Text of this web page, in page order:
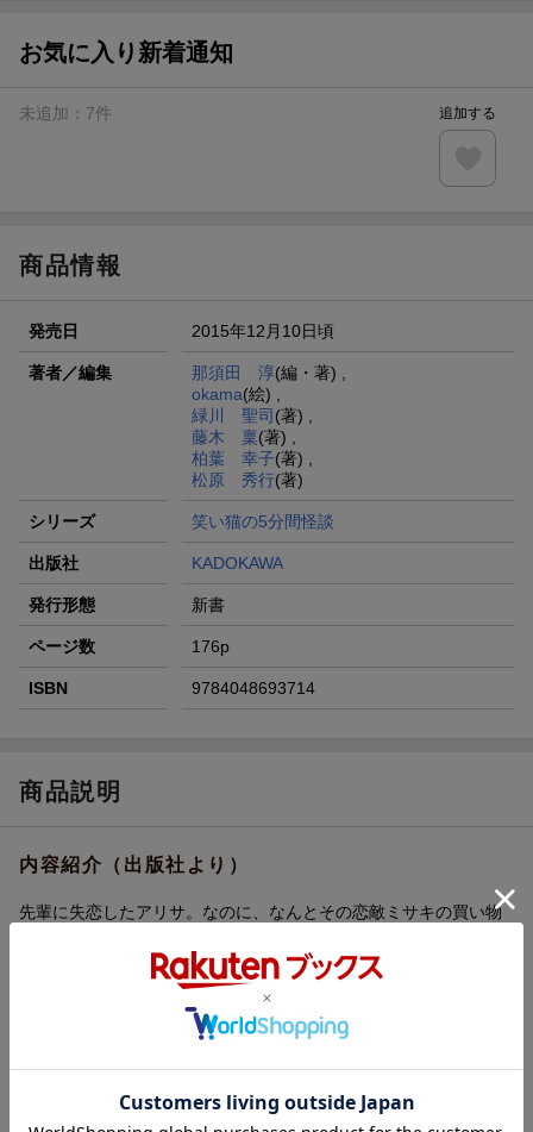
お気に入り新着通知
未追加： 7件 追加する
商品情報
発売日 2015年12月10日頃
著者／編集 那須田 淳(編・著) ,
okama(絵) ,
緑川 聖司 (著) ,
藤木 稟(著) ,
柏葉 幸子(著) ,
松原 秀行(著)
シリーズ 笑い猫の5分間怪談
出版社 KADOKAWA
発行形態 新書
ページ数 176p
ISBN 9784048693714
商品説明
内容紹介（出版社より）
先輩に失恋したアリサ。なのに、なんとその恋敵ミサキの買い物
を追いかけ怪談を語りだす。そして恋は意外な結末へ！ 「失恋
妖怪2」など楽しい怪談多数
先輩に失恋したアリサ。なのに、なんとその恋敵ミサキの買い物